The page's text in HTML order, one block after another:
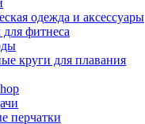
одежда и аксессуары
фитнеса
круги для плавания
перчатки